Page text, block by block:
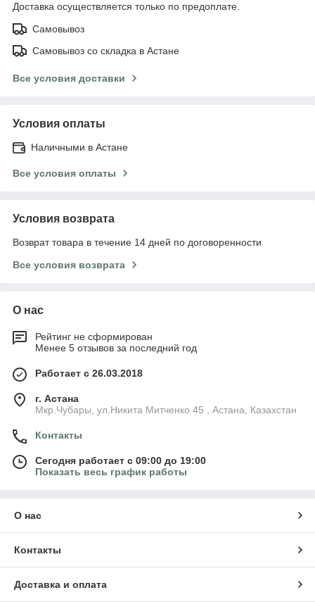
Доставка осуществляется только по предоплате.
Самовывоз
Самовывоз со складка в Астане
Все условия доставки
Условия оплаты
Наличными в Астане
Все условия оплаты
Условия возврата
Возврат товара в течение 14 дней по договоренности
Все условия возврата
О нас
Рейтинг не сформирован
Менее 5 отзывов за последний год
Работает с 26.03.2018
г. Астана
Мкр.Чубары, ул.Никита Митченко 45 , Астана, Казахстан
Контакты
Сегодня работает с 09:00 до 19:00
Показать весь график работы
О нас
Контакты
Доставка и оплата